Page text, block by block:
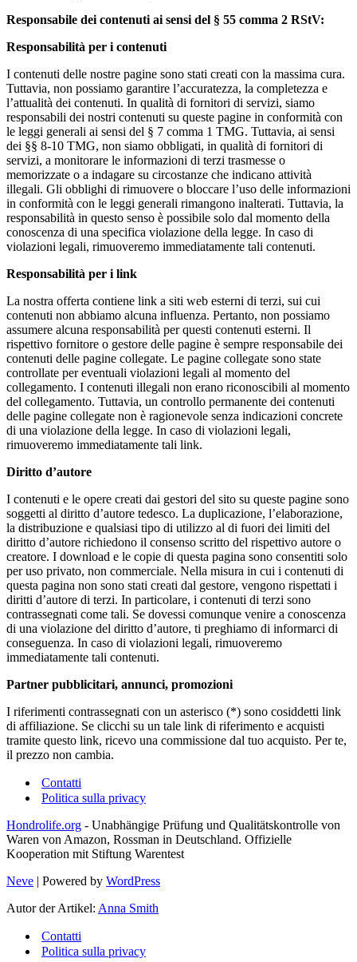
Responsabile dei contenuti ai sensi del § 55 comma 2 RStV:
Responsabilità per i contenuti
I contenuti delle nostre pagine sono stati creati con la massima cura.
Tuttavia, non possiamo garantire l’accuratezza, la completezza e
l’attualità dei contenuti. In qualità di fornitori di servizi, siamo
responsabili dei nostri contenuti su queste pagine in conformità con
le leggi generali ai sensi del § 7 comma 1 TMG. Tuttavia, ai sensi
dei §§ 8-10 TMG, non siamo obbligati, in qualità di fornitori di
servizi, a monitorare le informazioni di terzi trasmesse o
memorizzate o a indagare su circostanze che indicano attività
illegali. Gli obblighi di rimuovere o bloccare l’uso delle informazioni
in conformità con le leggi generali rimangono inalterati. Tuttavia, la
responsabilità in questo senso è possibile solo dal momento della
conoscenza di una specifica violazione della legge. In caso di
violazioni legali, rimuoveremo immediatamente tali contenuti.
Responsabilità per i link
La nostra offerta contiene link a siti web esterni di terzi, sui cui
contenuti non abbiamo alcuna influenza. Pertanto, non possiamo
assumere alcuna responsabilità per questi contenuti esterni. Il
rispettivo fornitore o gestore delle pagine è sempre responsabile dei
contenuti delle pagine collegate. Le pagine collegate sono state
controllate per eventuali violazioni legali al momento del
collegamento. I contenuti illegali non erano riconoscibili al momento
del collegamento. Tuttavia, un controllo permanente dei contenuti
delle pagine collegate non è ragionevole senza indicazioni concrete
di una violazione della legge. In caso di violazioni legali,
rimuoveremo immediatamente tali link.
Diritto d’autore
I contenuti e le opere creati dai gestori del sito su queste pagine sono
soggetti al diritto d’autore tedesco. La duplicazione, l’elaborazione,
la distribuzione e qualsiasi tipo di utilizzo al di fuori dei limiti del
diritto d’autore richiedono il consenso scritto del rispettivo autore o
creatore. I download e le copie di questa pagina sono consentiti solo
per uso privato, non commerciale. Nella misura in cui i contenuti di
questa pagina non sono stati creati dal gestore, vengono rispettati i
diritti d’autore di terzi. In particolare, i contenuti di terzi sono
contrassegnati come tali. Se dovessi comunque venire a conoscenza
di una violazione del diritto d’autore, ti preghiamo di informarci di
conseguenza. In caso di violazioni legali, rimuoveremo
immediatamente tali contenuti.
Partner pubblicitari, annunci, promozioni
I riferimenti contrassegnati con un asterisco (*) sono cosiddetti link
di affiliazione. Se clicchi su un tale link di riferimento e acquisti
tramite questo link, ricevo una commissione dal tuo acquisto. Per te,
il prezzo non cambia.
Contatti
Politica sulla privacy
Hondrolife.org - Unabhängige Prüfung und Qualitätskontrolle von
Waren von Amazon, Rossman in Deutschland. Offizielle
Kooperation mit Stiftung Warentest
Neve | Powered by WordPress
Autor der Artikel: Anna Smith
Contatti
Politica sulla privacy